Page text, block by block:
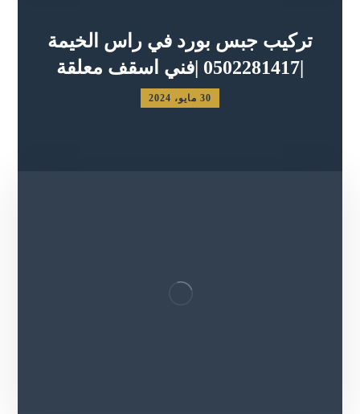
تركيب جبس بورد في راس الخيمة
30 مايو، 2024